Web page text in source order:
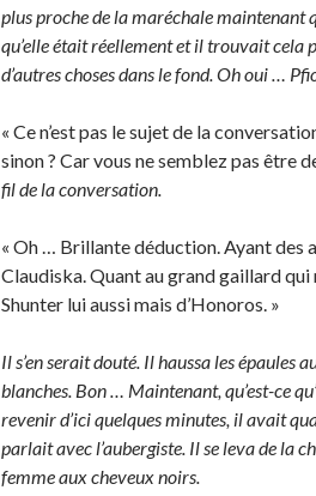
plus proche de la maréchale maintenant
qu’elle était réellement et il trouvait cela
d’autres choses dans le fond. Oh oui …
« Ce n’est pas le sujet de la
sinon ? Car vous ne semblez pas être
fil de la conversation.
« Oh … Brillante déduction. Ayant des
Claudiska. Quant au grand gaillard qui
Shunter lui aussi mais d’Honoros. »
Il s’en serait douté. Il haussa les épaules
blanches. Bon … Maintenant, qu’est-ce
revenir d’ici quelques minutes, il avait
parlait avec l’aubergiste. Il se leva de la
femme aux cheveux noirs.